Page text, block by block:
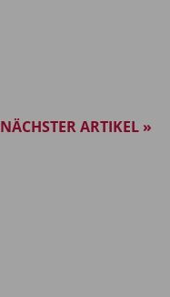
NÄCHSTER ARTIKEL »